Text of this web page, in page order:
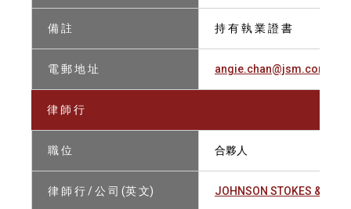
備 註 持 有 執 業 證 書
電 郵 地 址 angie.chan@jsm.com
律 師 行
職 位 合夥人
律 師 行 / 公 司 (英 文) JOHNSON STOKES &